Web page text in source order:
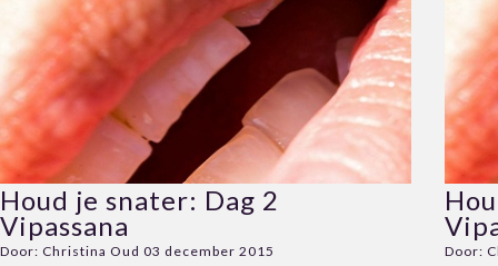
Houd je snater: Dag 2
Vipassana
Door: Christina Oud 03 december 2015 Door: